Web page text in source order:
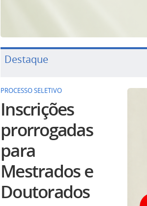
Destaque
PROCESSO SELETIVO
Inscrições
prorrogadas
para
Mestrados e
Doutorados